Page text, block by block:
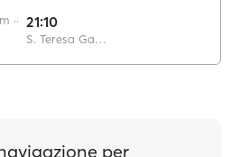
·· 21:10
S. Teresa Gallura
per